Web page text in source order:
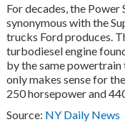
For decades, the
synonymous with the
trucks Ford produces.
turbodiesel engine
by the same powertrain
only makes sense for
250 horsepower and
Source: NY Daily News